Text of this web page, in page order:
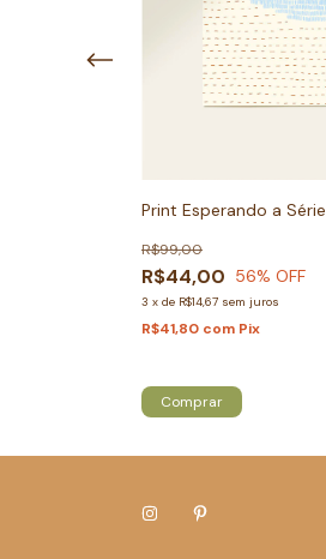
Print Esperando a Série
R$44,00
R$99,00
56% OFF
3 x de R$14,67 sem juros
R$41,80 com Pix
Comprar